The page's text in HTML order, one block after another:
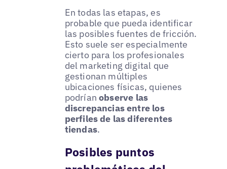
En todas las etapas, es
probable que pueda identificar
las posibles fuentes de fricción.
Esto suele ser especialmente
cierto para los profesionales
del marketing digital que
gestionan múltiples
ubicaciones físicas, quienes
podríanobserve las
discrepancias entre los
perfiles de las diferentes
tiendas.
Posibles puntos